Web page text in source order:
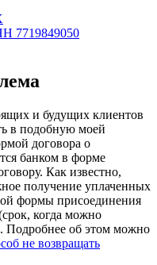
7719849050
и будущих клиентов
в подобную моей
договора о
банком в форме
Как известно,
получение уплаченных
формы присоединения
когда можно
Подробнее об этом можно
не возвращать